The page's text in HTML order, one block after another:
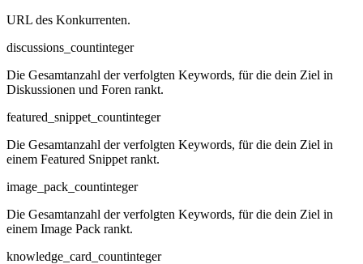
URL des Konkurrenten.
discussions_countinteger
Die Gesamtanzahl der verfolgten Keywords, für die dein Ziel in
Diskussionen und Foren rankt.
featured_snippet_countinteger
Die Gesamtanzahl der verfolgten Keywords, für die dein Ziel in
einem Featured Snippet rankt.
image_pack_countinteger
Die Gesamtanzahl der verfolgten Keywords, für die dein Ziel in
einem Image Pack rankt.
knowledge_card_countinteger